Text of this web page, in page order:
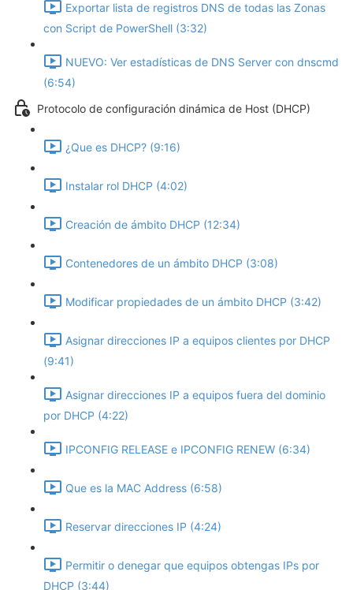
Exportar lista de registros DNS de todas las Zonas
con Script de PowerShell (3:32)
NUEVO: Ver estadísticas de DNS Server con dnscmd
(6:54)
Protocolo de configuración dinámica de Host (DHCP)
¿Que es DHCP? (9:16)
Instalar rol DHCP (4:02)
Creación de ámbito DHCP (12:34)
Contenedores de un ámbito DHCP (3:08)
Modificar propiedades de un ámbito DHCP (3:42)
Asignar direcciones IP a equipos clientes por DHCP
(9:41)
Asignar direcciones IP a equipos fuera del dominio
por DHCP (4:22)
IPCONFIG RELEASE e IPCONFIG RENEW (6:34)
Que es la MAC Address (6:58)
Reservar direcciones IP (4:24)
Permitir o denegar que equipos obtengas IPs por
DHCP (3:44)